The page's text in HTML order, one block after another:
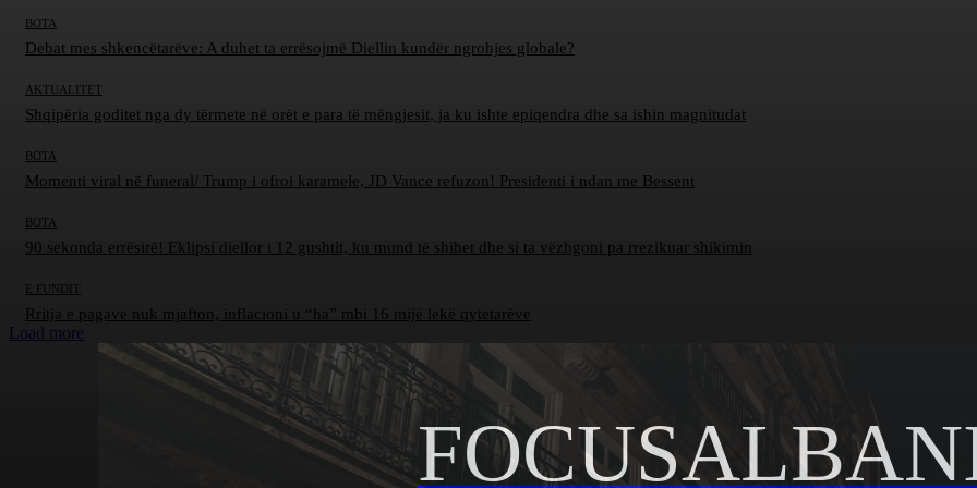
BOTA
Debat mes shkencëtarëve: A duhet ta errësojmë Diellin kundër ngrohjes globale?
AKTUALITET
Shqipëria goditet nga dy tërmete në orët e para të mëngjesit, ja ku ishte epiqendra dhe sa ishin magnitudat
BOTA
Momenti viral në funeral/ Trump i ofroi karamele, JD Vance refuzon! Presidenti i ndan me Bessent
BOTA
90 sekonda errësirë! Eklipsi diellor i 12 gushtit, ku mund të shihet dhe si ta vëzhgoni pa rrezikuar shikimin
E FUNDIT
Rritja e pagave nuk mjafton, inflacioni u “ha” mbi 16 mijë lekë qytetarëve
Load more